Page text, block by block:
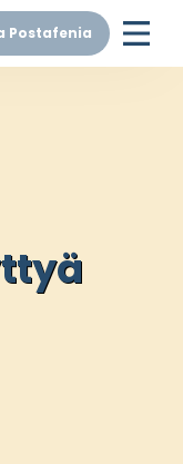
Postafenia